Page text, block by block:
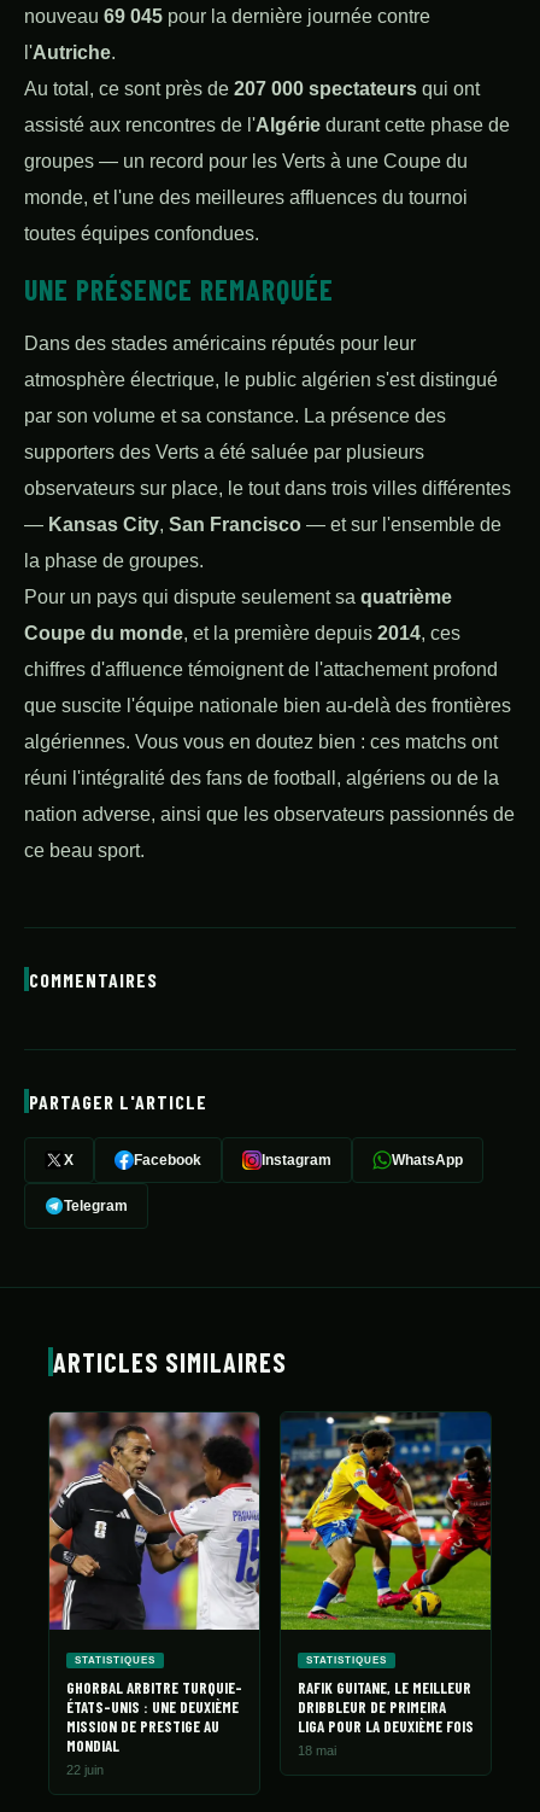
nouveau 69 045 pour la dernière journée contre
l'Autriche.
Au total, ce sont près de 207 000 spectateurs qui ont
assisté aux rencontres de l'Algérie durant cette phase de
groupes — un record pour les Verts à une Coupe du
monde, et l'une des meilleures affluences du tournoi
toutes équipes confondues.
UNE PRÉSENCE REMARQUÉE
Dans des stades américains réputés pour leur
atmosphère électrique, le public algérien s'est distingué
par son volume et sa constance. La présence des
supporters des Verts a été saluée par plusieurs
observateurs sur place, le tout dans trois villes différentes
— Kansas City, San Francisco — et sur l'ensemble de
la phase de groupes.
Pour un pays qui dispute seulement sa quatrième
Coupe du monde, et la première depuis 2014, ces
chiffres d'affluence témoignent de l'attachement profond
que suscite l'équipe nationale bien au-delà des frontières
algériennes. Vous vous en doutez bien : ces matchs ont
réuni l'intégralité des fans de football, algériens ou de la
nation adverse, ainsi que les observateurs passionnés de
ce beau sport.
COMMENTAIRES
PARTAGER L'ARTICLE
X Facebook Instagram WhatsApp
Telegram
ARTICLES SIMILAIRES
STATISTIQUES
GHORBAL ARBITRE TURQUIE-
ÉTATS-UNIS : UNE DEUXIÈME
MISSION DE PRESTIGE AU
MONDIAL
22 juin
STATISTIQUES
RAFIK GUITANE, LE MEILLEUR
DRIBBLEUR DE PRIMEIRA
LIGA POUR LA DEUXIÈME FOIS
18 mai